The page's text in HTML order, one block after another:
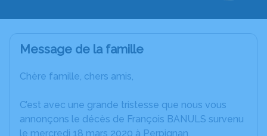
Message de la famille
Chère famille, chers amis,
C’est avec une grande tristesse que nous vous
annonçons le décès de François BANULS survenu
le mercredi 18 mars 2020 à Perpignan.